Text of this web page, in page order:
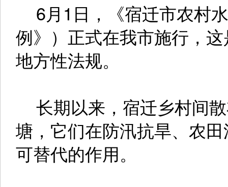
6月1日，《宿迁市农村
例》）正式在我市施行，
地方性法规。
长期以来，宿迁乡村间
塘，它们在防汛抗旱、农
可替代的作用。